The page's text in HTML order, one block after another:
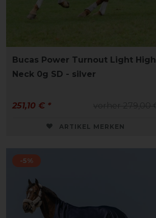
Bucas Power Turnout Light High
Neck 0g SD - silver
251,10 € *
ARTIKEL MERKEN
-5%